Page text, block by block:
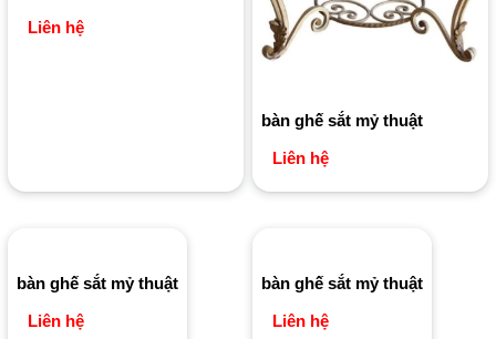
Liên hệ
bàn ghế sắt mỷ thuật
Liên hệ